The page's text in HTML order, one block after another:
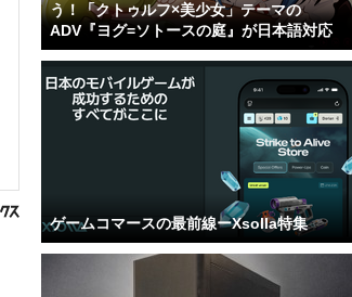
う！「クトゥルフ×美少女」テーマの
ADV『ヨグ=ソトースの庭』が日本語対応
ゲームコマースの最前線ーXsolla特集